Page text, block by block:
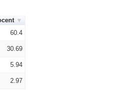
60.4
30.69
5.94
2.97